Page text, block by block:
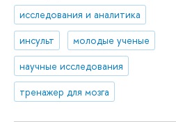
исследования и аналитика
инсульт
молодые ученые
научные исследования
тренажер для мозга